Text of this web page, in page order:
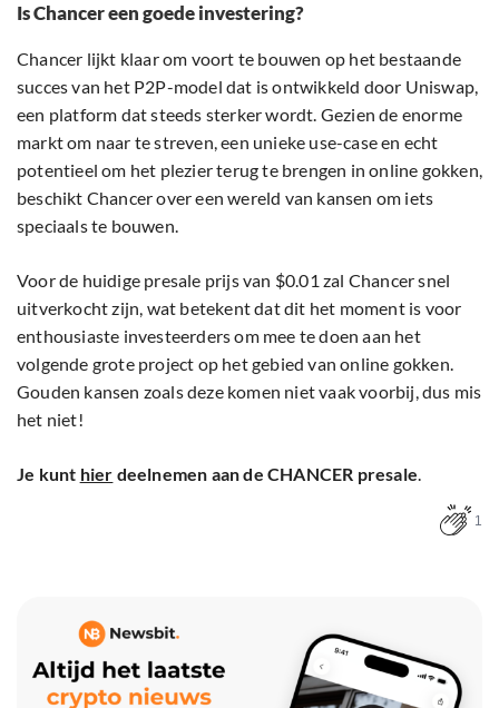
Is Chancer een goede investering?
Chancer lijkt klaar om voort te bouwen op het bestaande
succes van het P2P-model dat is ontwikkeld door Uniswap,
een platform dat steeds sterker wordt. Gezien de enorme
markt om naar te streven, een unieke use-case en echt
potentieel om het plezier terug te brengen in online gokken,
beschikt Chancer over een wereld van kansen om iets
speciaals te bouwen.
Voor de huidige presale prijs van $0.01 zal Chancer snel
uitverkocht zijn, wat betekent dat dit het moment is voor
enthousiaste investeerders om mee te doen aan het
volgende grote project op het gebied van online gokken.
Gouden kansen zoals deze komen niet vaak voorbij, dus mis
het niet!
Je kunt hier deelnemen aan de CHANCER presale.
1